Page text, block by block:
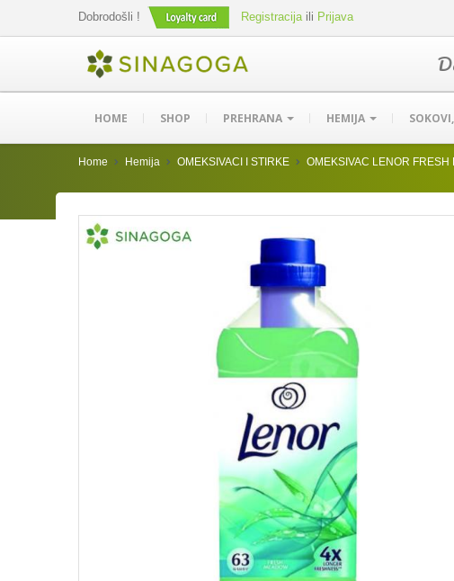
Dobrodošli ! Registracijaili Prijava
HOME SHOP PREHRANA HEMIJA
Home Hemija OMEKSIVACI I STIRKE OMEKSIVAC LENOR